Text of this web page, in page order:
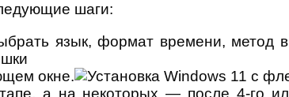
шаги:
язык, формат времени,
окне.
а на некоторых — после 4-го